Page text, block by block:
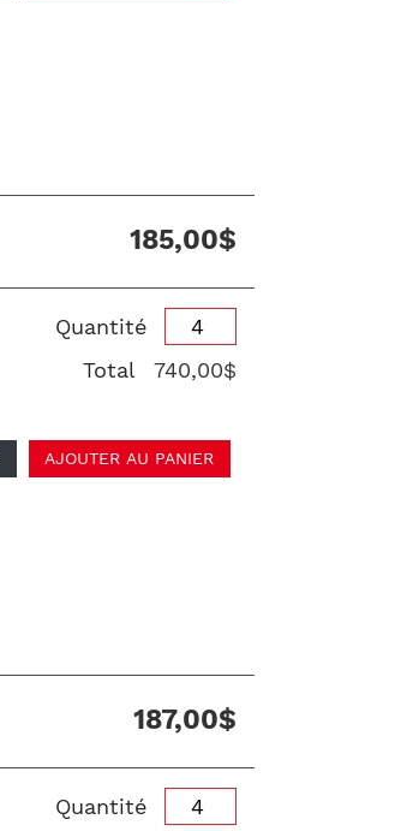
185,00$
Quantité
Total
740,00$
AJOUTER AU PANIER
187,00$
Quantité